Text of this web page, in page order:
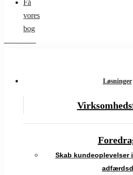
Få
vores
bog
Løsninger
Skab kundeoplevelser